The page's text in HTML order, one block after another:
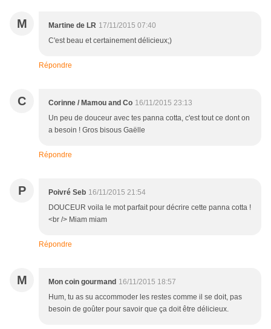
M Martine de LR 17/11/2015 07:40
C'est beau et certainement délicieux;)
Répondre
C Corinne / Mamou and Co 16/11/2015 23:13
Un peu de douceur avec tes panna cotta, c'est tout ce dont on
a besoin ! Gros bisous Gaëlle
Répondre
P Poivré Seb 16/11/2015 21:54
DOUCEUR voila le mot parfait pour décrire cette panna cotta !
<br /> Miam miam
Répondre
M Mon coin gourmand 16/11/2015 18:57
Hum, tu as su accommoder les restes comme il se doit, pas
besoin de goûter pour savoir que ça doit être délicieux.